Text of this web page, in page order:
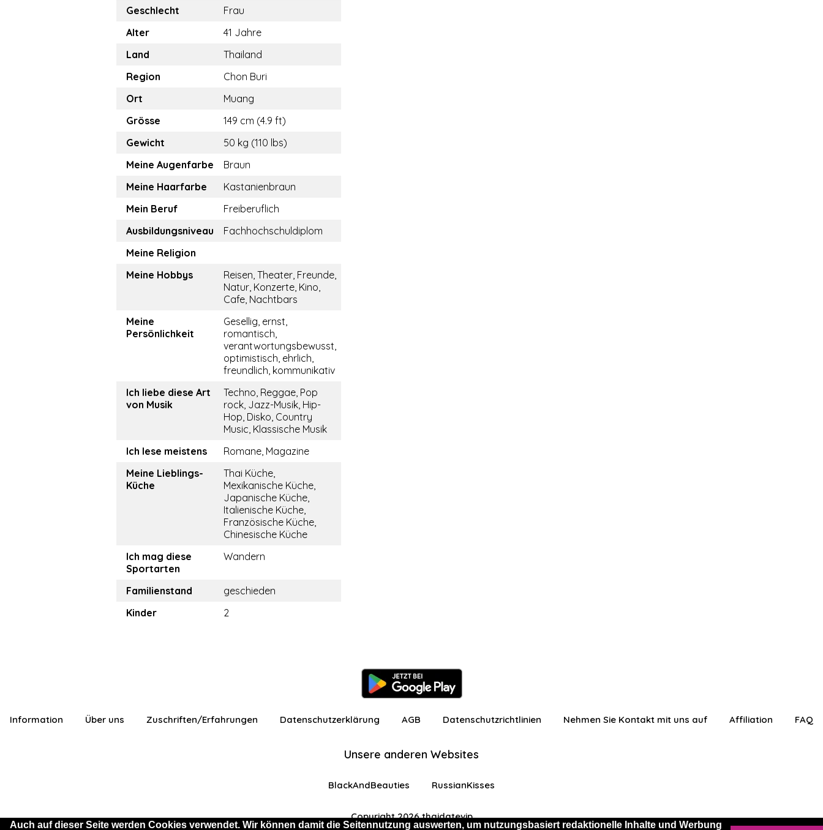
Auch auf dieser Seite werden Cookies verwendet. Wir können damit die Seitennutzung auswerten, um nutzungsbasiert redaktionelle Inhalte und Werbung
Geschlecht
Frau
Alter
41 Jahre
Land
Thailand
Region
Chon Buri
Ort
Muang
Grösse
149 cm (4.9 ft)
Gewicht
50 kg (110 lbs)
Meine Augenfarbe
Braun
Meine Haarfarbe
Kastanienbraun
Mein Beruf
Freiberuflich
Ausbildungsniveau
Fachhochschuldiplom
Meine Religion
Meine Hobbys
Reisen, Theater, Freunde,
Natur, Konzerte, Kino,
Cafe, Nachtbars
Meine
Persönlichkeit
Gesellig, ernst,
romantisch,
verantwortungsbewusst,
optimistisch, ehrlich,
freundlich, kommunikativ
Ich liebe diese Art
von Musik
Techno, Reggae, Pop
rock, Jazz-Musik, Hip-
Hop, Disko, Country
Music, Klassische Musik
Ich lese meistens
Romane, Magazine
Meine Lieblings-
Küche
Thai Küche,
Mexikanische Küche,
Japanische Küche,
Italienische Küche,
Französische Küche,
Chinesische Küche
Ich mag diese
Sportarten
Wandern
Familienstand
geschieden
Kinder
2
Information Über uns Zuschriften/Erfahrungen Datenschutzerklärung AGB Datenschutzrichtlinien Nehmen Sie Kontakt mit uns auf Affiliation FAQ
Unsere anderen Websites
BlackAndBeauties RussianKisses
Copyright 2026 thaidatevip